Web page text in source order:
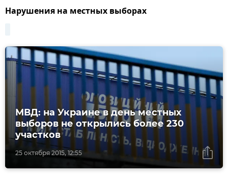
Нарушения на местных выборах
25 октября 2015, 12:55
МВД: на Украине в день местных
выборов не открылись более 230
участков